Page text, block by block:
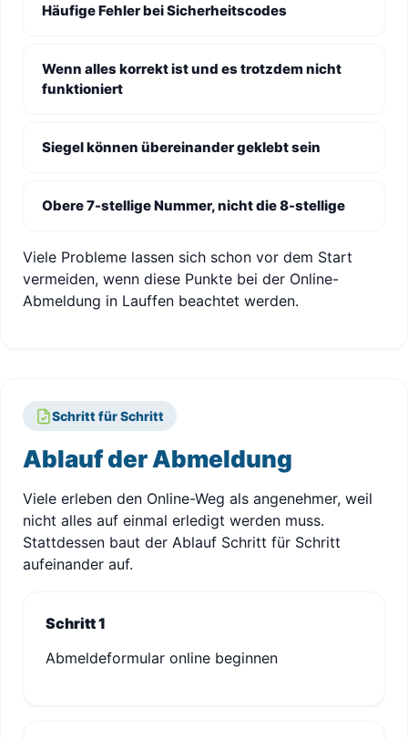
Häufige Fehler bei Sicherheitscodes
Wenn alles korrekt ist und es trotzdem nicht
funktioniert
Siegel können übereinander geklebt sein
Obere 7-stellige Nummer, nicht die 8-stellige
Viele Probleme lassen sich schon vor dem Start
vermeiden, wenn diese Punkte bei der Online-
Abmeldung in Lauffen beachtet werden.
Schritt für Schritt
Ablauf der Abmeldung
Viele erleben den Online-Weg als angenehmer, weil
nicht alles auf einmal erledigt werden muss.
Stattdessen baut der Ablauf Schritt für Schritt
aufeinander auf.
Schritt 1
Abmeldeformular online beginnen